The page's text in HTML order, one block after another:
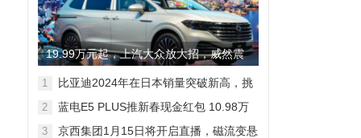
19.99万元起，上汽大众放大招，威然震
撼全场
1
比亚迪2024年在日本销量突破新高，挑
2
蓝电E5 PLUS推新春现金红包 10.98万
3
京西集团1月15日将开启直播，磁流变悬